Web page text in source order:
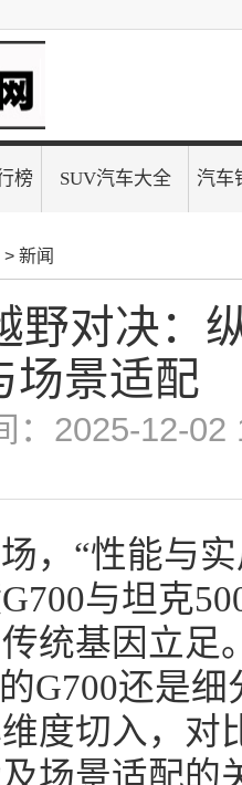
榜 SUV汽车大全 汽车
> 新闻
野对决：
场景适配
：2025-12-02
，“性能与
与坦克
统基因立足
G700还是
度切入，对
场景适配的